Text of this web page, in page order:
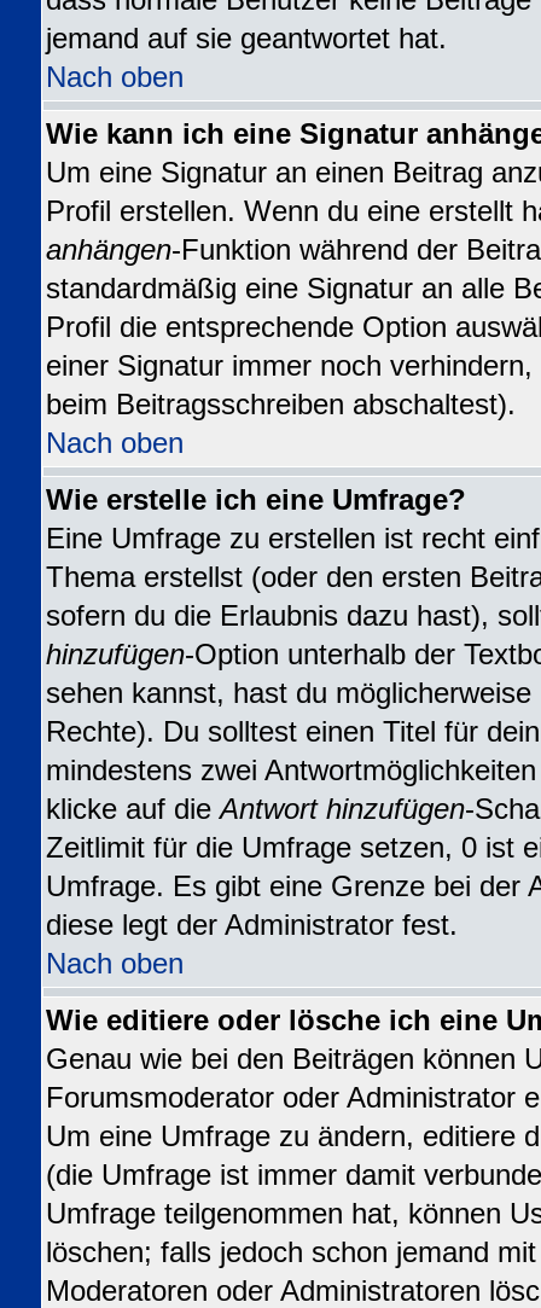
jemand auf sie geantwortet hat.
Nach oben
Wie kann ich eine Signatur
Um eine Signatur an einen Beitrag
Profil erstellen. Wenn du eine erstellt
anhängen-Funktion während der
standardmäßig eine Signatur an alle
Profil die entsprechende Option
einer Signatur immer noch
beim Beitragsschreiben abschaltest).
Nach oben
Wie erstelle ich eine Umfrage?
Eine Umfrage zu erstellen ist recht
Thema erstellst (oder den ersten
sofern du die Erlaubnis dazu hast),
hinzufügen-Option unterhalb der
sehen kannst, hast du
Rechte). Du solltest einen Titel für
mindestens zwei
klicke auf dieAntwort hinzufügen-
Zeitlimit für die Umfrage setzen, 0 ist
Umfrage. Es gibt eine Grenze bei der
diese legt der Administrator fest.
Nach oben
Wie editiere oder lösche ich eine
Genau wie bei den Beiträgen können
Forumsmoderator oder Administrator
Um eine Umfrage zu ändern, editiere
(die Umfrage ist immer damit
Umfrage teilgenommen hat, können
löschen; falls jedoch schon jemand
Moderatoren oder Administratoren